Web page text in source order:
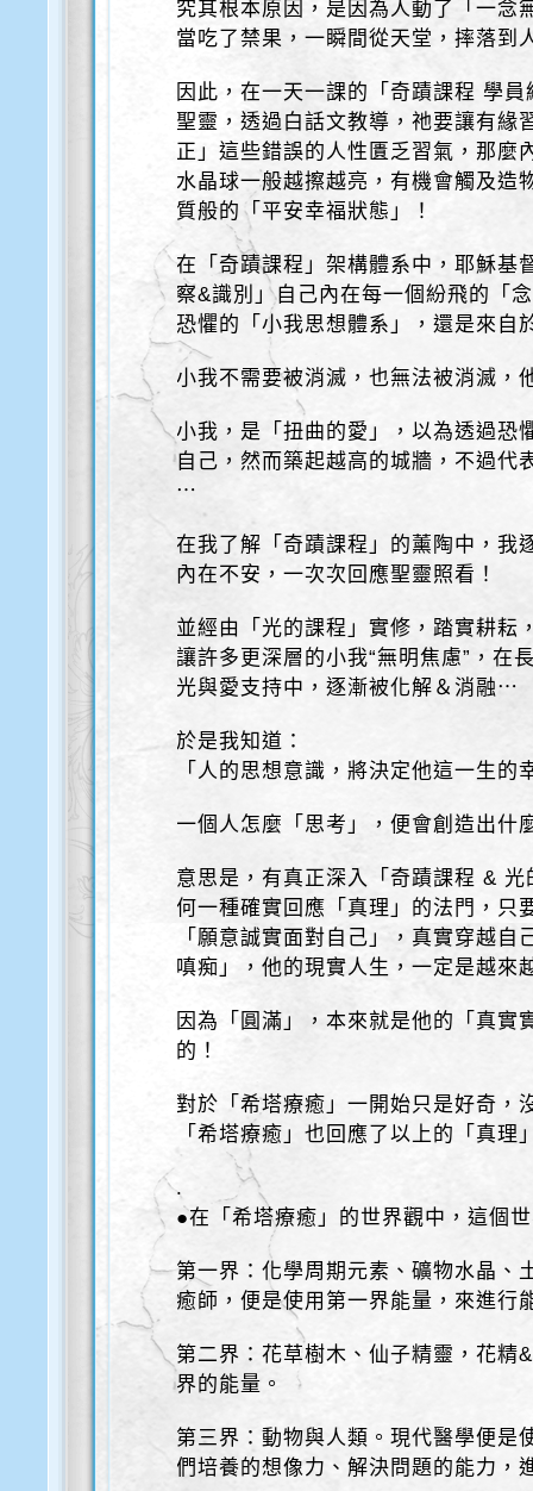
究其根本原因，是因為人動了「一
當吃了禁果，一瞬間從天堂，摔落到
因此，在一天一課的「奇蹟課程 學
聖靈，透過白話文教導，祂要讓有緣
正」這些錯誤的人性匱乏習氣，那麼
水晶球一般越擦越亮，有機會觸及造
質般的「平安幸福狀態」！
在「奇蹟課程」架構體系中，耶穌基
察&識別」自己內在每一個紛飛的「
恐懼的「小我思想體系」，還是來自
小我不需要被消滅，也無法被消滅，
小我，是「扭曲的愛」，以為透過恐
自己，然而築起越高的城牆，不過代
⋯
在我了解「奇蹟課程」的薰陶中，我
內在不安，一次次回應聖靈照看！
並經由「光的課程」實修，踏實耕耘
讓許多更深層的小我“無明焦慮”，在
光與愛支持中，逐漸被化解＆消融⋯
於是我知道：
「人的思想意識，將決定他這一生的
一個人怎麼「思考」，便會創造出什
意思是，有真正深入「奇蹟課程 &
何一種確實回應「真理」的法門，只
「願意誠實面對自己」，真實穿越
嗔痴」，他的現實人生，一定是越來
因為「圓滿」，本來就是他的「真實
的！
對於「希塔療癒」一開始只是好奇，
「希塔療癒」也回應了以上的「真理
.
●在「希塔療癒」的世界觀中，這個
第一界：化學周期元素、礦物水晶、
癒師，便是使用第一界能量，來進行
第二界：花草樹木、仙子精靈，花精
界的能量。
第三界：動物與人類。現代醫學便是
們培養的想像力、解決問題的能力，